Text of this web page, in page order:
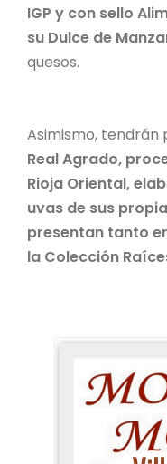
IGP y con sello
su Dulce de
quesos.
Asimismo, tendrán
Real Agrado,
Rioja Oriental,
uvas de sus
presentan tanto
la Colección